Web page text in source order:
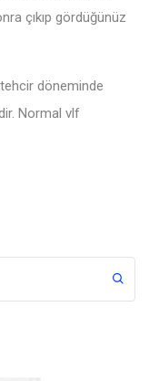
çıkıp gördüğünüz
döneminde
Normal vlf